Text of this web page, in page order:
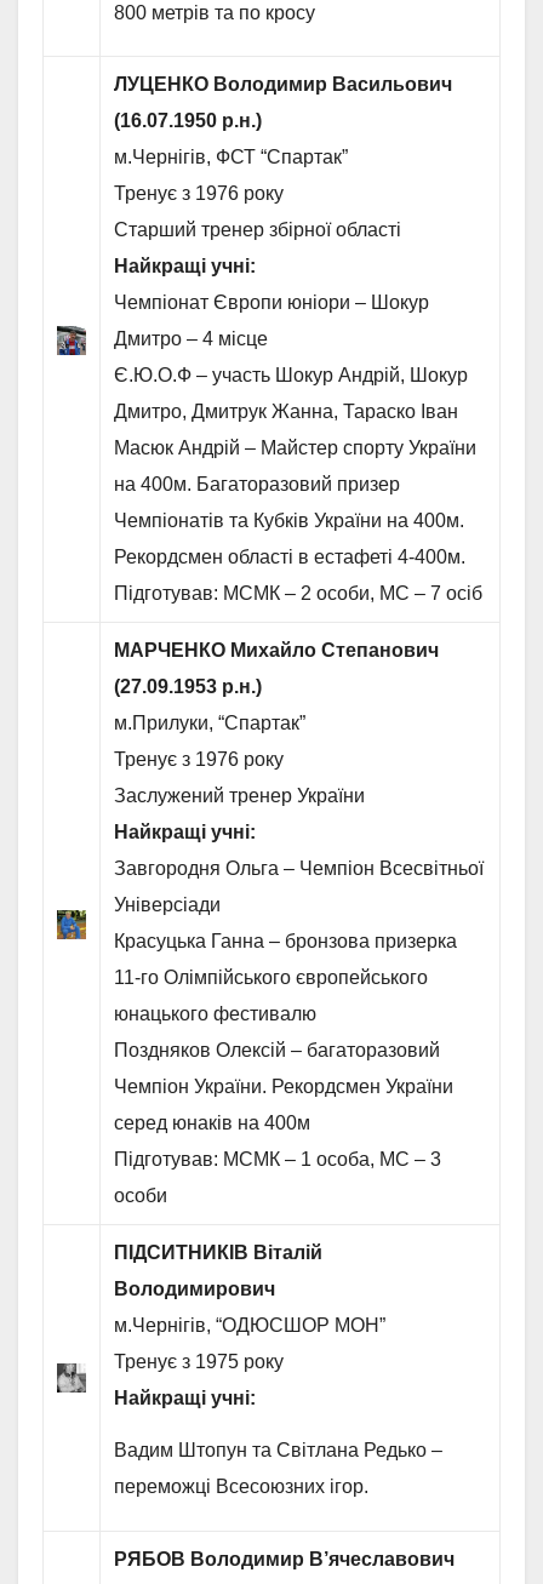
800 метрів та по кросу
ЛУЦЕНКО Володимир Васильович
(16.07.1950 р.н.)
м.Чернігів, ФСТ “Спартак”
Тренує з 1976 року
Старший тренер збірної області
Найкращі учні:
Чемпіонат Європи юніори – Шокур
Дмитро – 4 місце
Є.Ю.О.Ф – участь Шокур Андрій, Шокур
Дмитро, Дмитрук Жанна, Тараско Іван
Масюк Андрій – Майстер спорту України
на 400м. Багаторазовий призер
Чемпіонатів та Кубків України на 400м.
Рекордсмен області в естафеті 4-400м.
Підготував: МСМК – 2 особи, МС – 7 осіб
МАРЧЕНКО Михайло Степанович
(27.09.1953 р.н.)
м.Прилуки, “Спартак”
Тренує з 1976 року
Заслужений тренер України
Найкращі учні:
Завгородня Ольга – Чемпіон Всесвітньої
Універсіади
Красуцька Ганна – бронзова призерка
11-го Олімпійського європейського
юнацького фестивалю
Поздняков Олексій – багаторазовий
Чемпіон України. Рекордсмен України
серед юнаків на 400м
Підготував: МСМК – 1 особа, МС – 3
особи
ПІДСИТНИКІВ Віталій
Володимирович
м.Чернігів, “ОДЮСШОР МОН”
Тренує з 1975 року
Найкращі учні:
Вадим Штопун та Світлана Редько –
переможці Всесоюзних ігор.
РЯБОВ Володимир В’ячеславович